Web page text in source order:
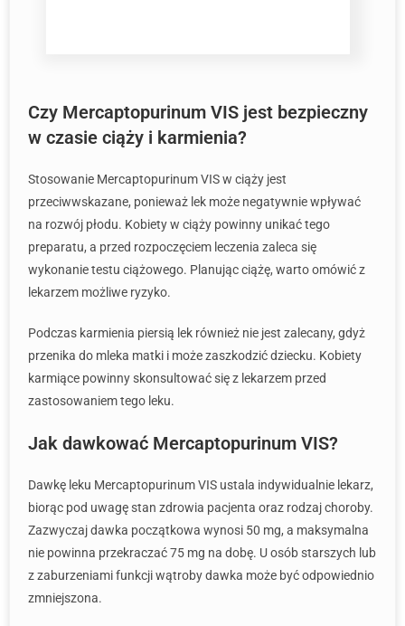
Czy Mercaptopurinum VIS jest bezpieczny
w czasie ciąży i karmienia?
Stosowanie Mercaptopurinum VIS w ciąży jest
przeciwwskazane, ponieważ lek może negatywnie wpływać
na rozwój płodu. Kobiety w ciąży powinny unikać tego
preparatu, a przed rozpoczęciem leczenia zaleca się
wykonanie testu ciążowego. Planując ciążę, warto omówić z
lekarzem możliwe ryzyko.
Podczas karmienia piersią lek również nie jest zalecany, gdyż
przenika do mleka matki i może zaszkodzić dziecku. Kobiety
karmiące powinny skonsultować się z lekarzem przed
zastosowaniem tego leku.
Jak dawkować Mercaptopurinum VIS?
Dawkę leku Mercaptopurinum VIS ustala indywidualnie lekarz,
biorąc pod uwagę stan zdrowia pacjenta oraz rodzaj choroby.
Zazwyczaj dawka początkowa wynosi 50 mg, a maksymalna
nie powinna przekraczać 75 mg na dobę. U osób starszych lub
z zaburzeniami funkcji wątroby dawka może być odpowiednio
zmniejszona.